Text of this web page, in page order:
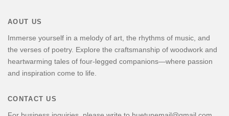
AOUT US
Immerse yourself in a melody of art, the rhythms of music, and
the verses of poetry. Explore the craftsmanship of woodwork and
heartwarming tales of four-legged companions—where passion
and inspiration come to life.
CONTACT US